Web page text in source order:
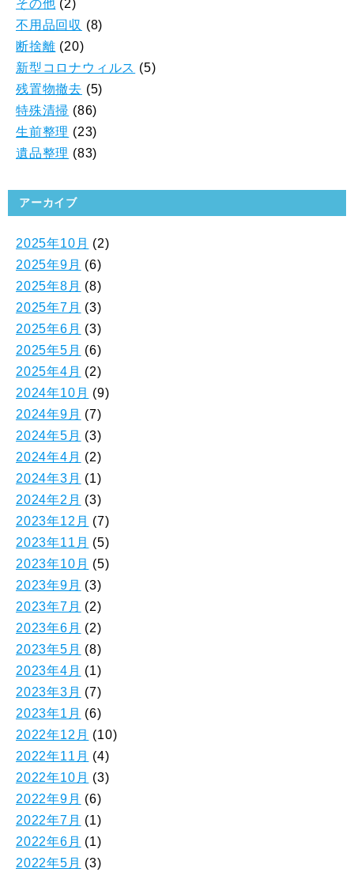
その他 (2)
不用品回収 (8)
断捨離 (20)
新型コロナウィルス (5)
残置物撤去 (5)
特殊清掃 (86)
生前整理 (23)
遺品整理 (83)
アーカイブ
2025年10月 (2)
2025年9月 (6)
2025年8月 (8)
2025年7月 (3)
2025年6月 (3)
2025年5月 (6)
2025年4月 (2)
2024年10月 (9)
2024年9月 (7)
2024年5月 (3)
2024年4月 (2)
2024年3月 (1)
2024年2月 (3)
2023年12月 (7)
2023年11月 (5)
2023年10月 (5)
2023年9月 (3)
2023年7月 (2)
2023年6月 (2)
2023年5月 (8)
2023年4月 (1)
2023年3月 (7)
2023年1月 (6)
2022年12月 (10)
2022年11月 (4)
2022年10月 (3)
2022年9月 (6)
2022年7月 (1)
2022年6月 (1)
2022年5月 (3)